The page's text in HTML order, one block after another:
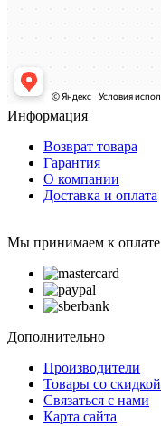
Информация
Возврат товара
Гарантия
О компании
Доставка и оплата
Мы принимаем к оплате
Дополнительно
Производители
Товары со скидкой
Связаться с нами
Карта сайта